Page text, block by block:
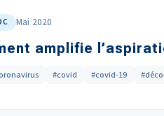
Mai 2020
amplifie
#covid #covid-19